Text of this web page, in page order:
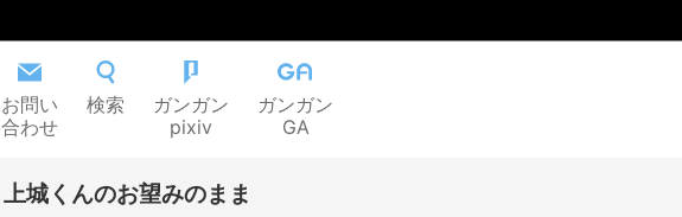
お問い
合わせ
検索
ガンガン
pixiv
ガンガン
GA
上城くんのお望みのまま